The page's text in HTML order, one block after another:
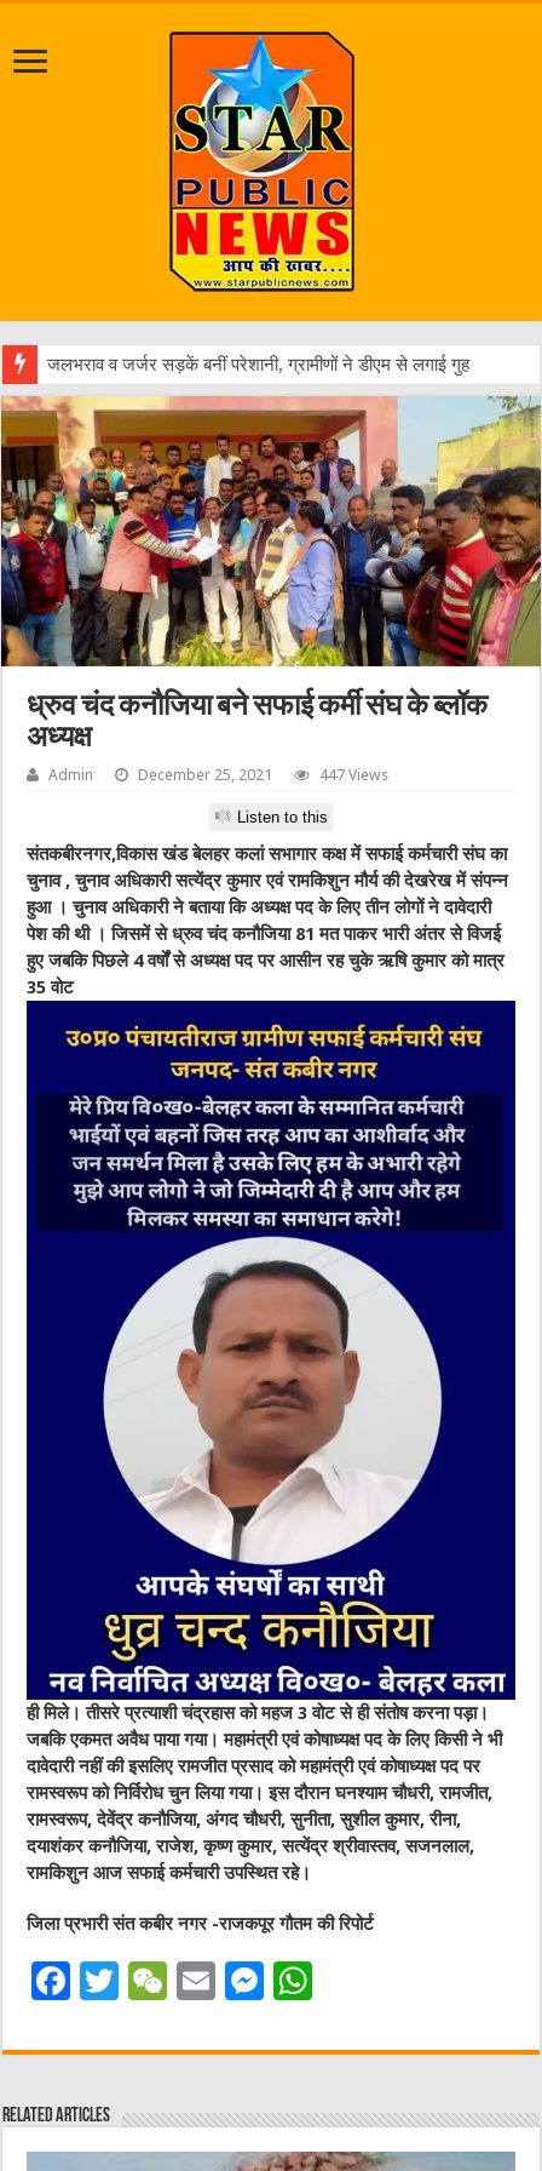
एक वारंट
ध्रुव चंद कनौजिया बने सफाई कर्मी संघ के ब्लॉक
अध्यक्ष
Admin December 25, 2021 447 Views
Listen to this
संतकबीरनगर,विकास खंड बेलहर कलां सभागार कक्ष में सफाई कर्मचारी संघ का
चुनाव , चुनाव अधिकारी सत्येंद्र कुमार एवं रामकिशुन मौर्य की देखरेख में संपन्न
हुआ । चुनाव अधिकारी ने बताया कि अध्यक्ष पद के लिए तीन लोगों ने दावेदारी
पेश की थी । जिसमें से ध्रुव चंद कनौजिया 81 मत पाकर भारी अंतर से विजई
हुए जबकि पिछले 4 वर्षों से अध्यक्ष पद पर आसीन रह चुके ऋषि कुमार को मात्र
35 वोट
ही मिले। तीसरे प्रत्याशी चंद्रहास को महज 3 वोट से ही संतोष करना पड़ा।
जबकि एकमत अवैध पाया गया। महामंत्री एवं कोषाध्यक्ष पद के लिए किसी ने भी
दावेदारी नहीं की इसलिए रामजीत प्रसाद को महामंत्री एवं कोषाध्यक्ष पद पर
रामस्वरूप को निर्विरोध चुन लिया गया। इस दौरान घनश्याम चौधरी, रामजीत,
रामस्वरूप, देवेंद्र कनौजिया, अंगद चौधरी, सुनीता, सुशील कुमार, रीना,
दयाशंकर कनौजिया, राजेश, कृष्ण कुमार, सत्येंद्र श्रीवास्तव, सजनलाल,
रामकिशुन आज सफाई कर्मचारी उपस्थित रहे।
जिला प्रभारी संत कबीर नगर -राजकपूर गौतम की रिपोर्ट
F
c
e
b
T
it
r
W
C
at
E
ai
M
ss
n
at
A
Related Articles